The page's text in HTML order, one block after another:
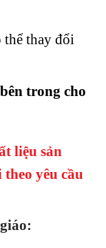
thể thay đổi
trong cho
liệu sản
yêu cầu
: